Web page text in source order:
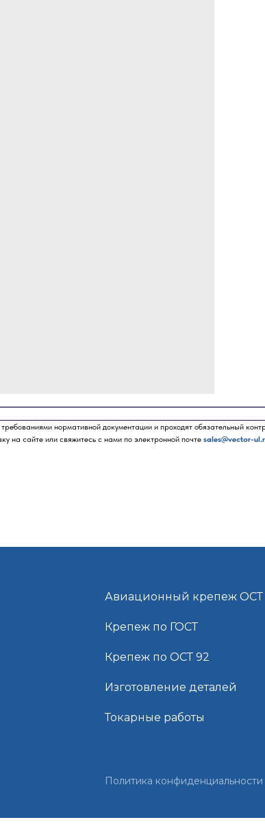
требованиями нормативной документации и проходят обязательный
на сайте или свяжитесь с нами по электронной почте sales@vector-
Авиационный крепеж ОСТ
Крепеж по ГОСТ
Крепеж по ОСТ 92
Изготовление деталей
Токарные работы
Политика конфиденциальности